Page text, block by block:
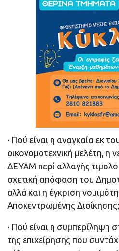
· Πού είναι η αναγκαία εκ
οικονομοτεχνική μελέτη, η
ΔΕΥΑΜ περί αλλαγής
σχετική απόφαση του
αλλά και η έγκριση
Αποκεντρωμένης Διοίκησης;
· Πού είναι η συμπερίληψη
της επιχείρησης που